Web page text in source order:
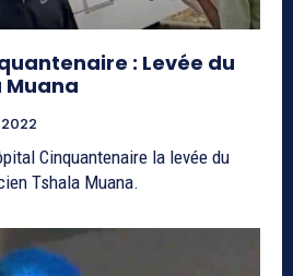
: Levée du
Muana
Cinquantenaire la levée du
Tshala Muana.